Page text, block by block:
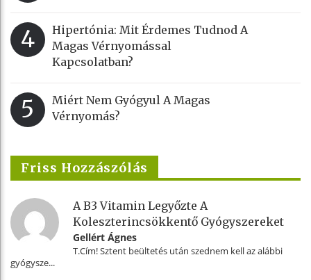
4
Hipertónia: Mit Érdemes Tudnod A
Magas Vérnyomással
Kapcsolatban?
5
Miért Nem Gyógyul A Magas
Vérnyomás?
Friss Hozzászólás
A B3 Vitamin Legyőzte A
Koleszterincsökkentő Gyógyszereket
Gellért Ágnes
T.Cím! Sztent beültetés után szednem kell az alábbi
gyógysze...